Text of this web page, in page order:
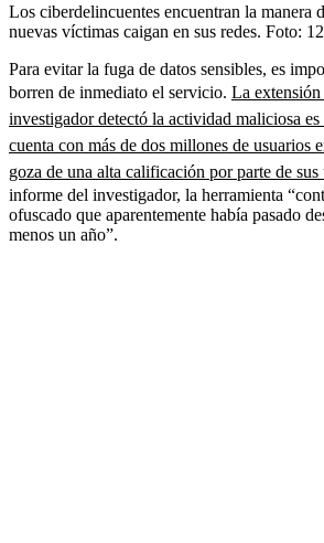
Los ciberdelincuentes encuentran la manera
nuevas víctimas caigan en sus redes. Foto:
Para evitar la fuga de datos sensibles, es
borren de inmediato el servicio. La extensión
investigador detectó la actividad maliciosa
cuenta con más de dos millones de usuarios
goza de una alta calificación por parte de sus
informe del investigador, la herramienta
ofuscado que aparentemente había pasado
menos un año”.